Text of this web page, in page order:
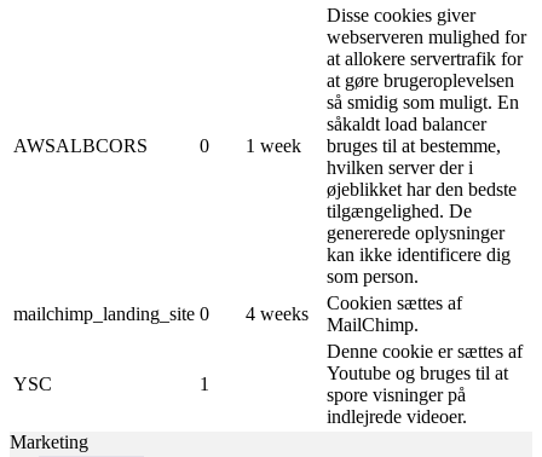
AWSALBCORS 0 1 week
Disse cookies giver
webserveren mulighed for
at allokere servertrafik for
at gøre brugeroplevelsen
så smidig som muligt. En
såkaldt load balancer
bruges til at bestemme,
hvilken server der i
øjeblikket har den bedste
tilgængelighed. De
genererede oplysninger
kan ikke identificere dig
som person.
mailchimp_landing_site 0 4 weeks
Cookien sættes af
MailChimp.
YSC 1
Denne cookie er sættes af
Youtube og bruges til at
spore visninger på
indlejrede videoer.
Marketing